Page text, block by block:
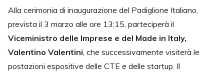
Alla cerimonia di inaugurazione del Padiglione Italiano,
prevista il 3 marzo alle ore 13:15, parteciperà il
Viceministro delle Imprese e del Made in Italy,
Valentino Valentini , che successivamente visiterà le
postazioni espositive delle CTE e delle startup. Il